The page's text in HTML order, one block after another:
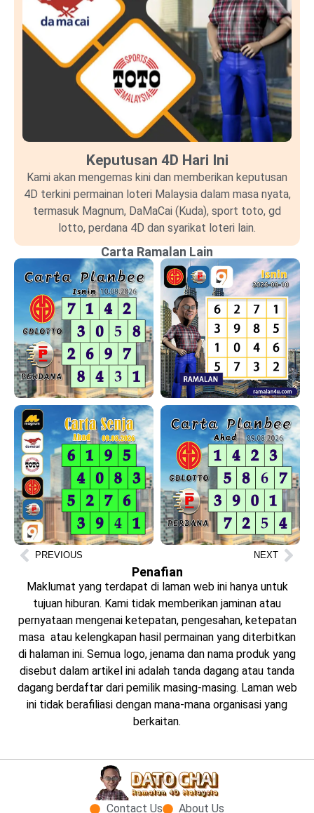
Keputusan 4D Hari Ini
Kami akan mengemas kini dan memberikan keputusan
4D terkini permainan loteri Malaysia dalam masa nyata,
termasuk Magnum, DaMaCai (Kuda), sport toto, gd
lotto, perdana 4D dan syarikat loteri lain.
Carta Ramalan Lain
PREVIOUS NEXT
Penafian
Maklumat yang terdapat di laman web ini hanya untuk
tujuan hiburan. Kami tidak memberikan jaminan atau
pernyataan mengenai ketepatan, pengesahan, ketepatan
masa atau kelengkapan hasil permainan yang diterbitkan
di halaman ini. Semua logo, jenama dan nama produk yang
disebut dalam artikel ini adalah tanda dagang atau tanda
dagang berdaftar dari pemilik masing-masing. Laman web
ini tidak berafiliasi dengan mana-mana organisasi yang
berkaitan.
Contact Us About Us